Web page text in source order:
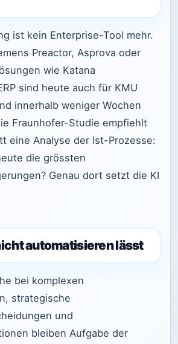
ist kein Enterprise-Tool mehr.
Preactor, Asprova oder
wie Katana
sind heute auch für KMU
innerhalb weniger Wochen
Fraunhofer-Studie empfiehlt
eine Analyse der Ist-Prozesse:
die grössten
Genau dort setzt die KI
automatisieren lässt
bei komplexen
strategische
und
bleiben Aufgabe der